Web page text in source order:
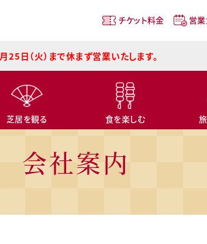
営業カレンダー
よくある質問とバリアフリー
チケット料金 営
25日（火）まで休まず営業いたします。
芝居を観る 食を楽しむ
会社案内